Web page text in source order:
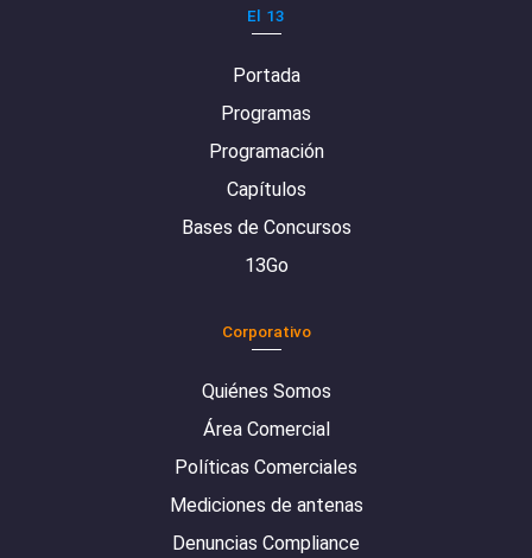
El 13
Portada
Programas
Programación
Capítulos
Bases de Concursos
13Go
Corporativo
Quiénes Somos
Área Comercial
Políticas Comerciales
Mediciones de antenas
Denuncias Compliance